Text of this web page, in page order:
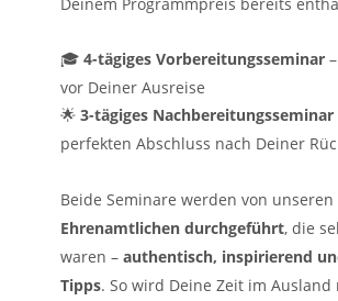
🎓 4-tägiges Vorbereitungsseminar
vor Deiner Ausreise
🌟 3-tägiges Nachbereitungsseminar
perfekten Abschluss nach Deiner
Beide Seminare werden von unseren
Ehrenamtlichen durchgeführt, die
waren – authentisch, inspirierend
Tipps. So wird Deine Zeit im